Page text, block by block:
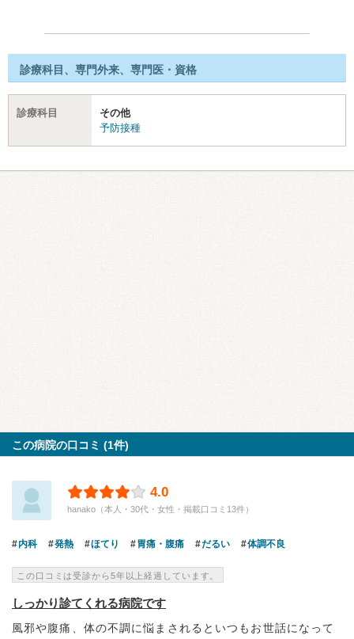
診療科目、専門外来、専門医・資格
診療科目
その他
予防接種
この病院の口コミ (1件)
4.0
hanako（本人・30代・女性・掲載口コミ13件）
内科 発熱 ほてり 胃痛・腹痛 だるい 体調不良
この口コミは受診から5年以上経過しています。
しっかり診てくれる病院です
風邪や腹痛、体の不調に悩まされるといつもお世話になって